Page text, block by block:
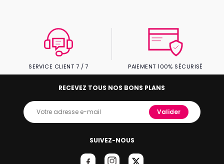
SERVICE CLIENT 7 / 7 PAIEMENT 100% SÉCURISÉ
SUIVEZ-NOUS
RECEVEZ TOUS NOS BONS PLANS
Valider